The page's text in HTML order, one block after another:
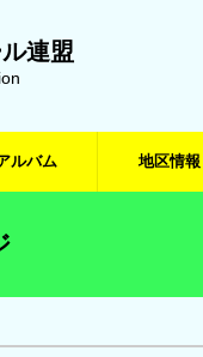
連盟
ルバム 地区情報